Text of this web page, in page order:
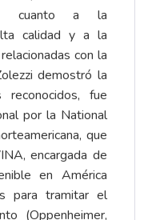
cuanto a la
calidad y a la
con la
demostró la
reconocidos, fue
por la National
que
encargada de
en América
para tramitar el
(Oppenheimer,